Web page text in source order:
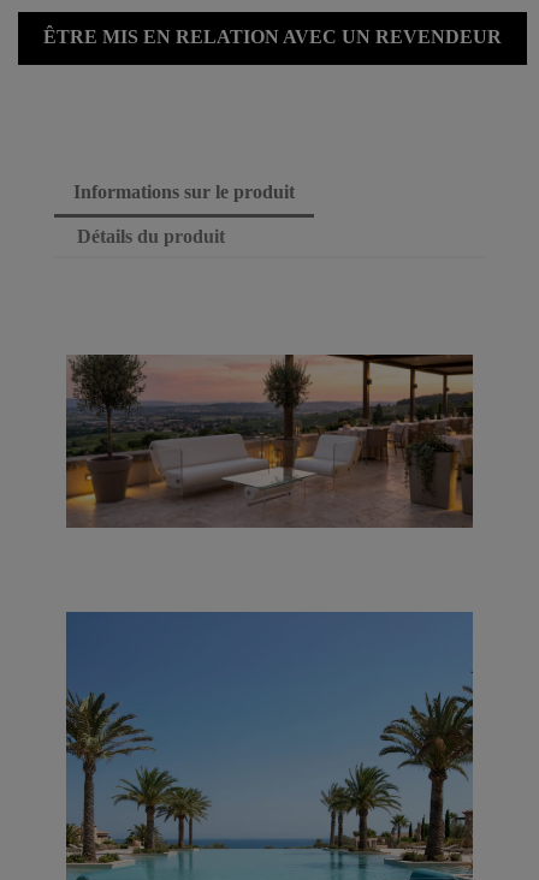
ÊTRE MIS EN RELATION AVEC UN REVENDEUR
Informations sur le produit
Détails du produit